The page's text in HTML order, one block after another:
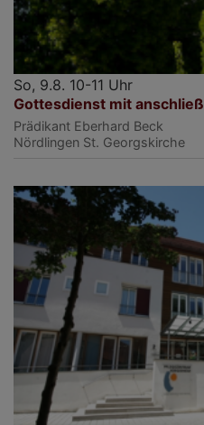
So, 9.8. 10-11 Uhr
Gottesdienst mit
Prädikant Eberhard Beck
Nördlingen St. Georgskirche